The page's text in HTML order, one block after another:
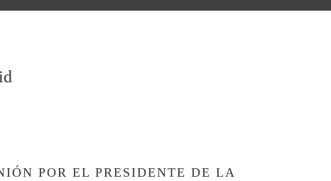
POR EL PRESIDENTE DE LA